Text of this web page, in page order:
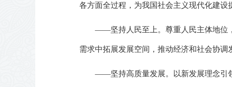
各方面全过程，为我国社会主义现代化建设
——坚持人民至上。尊重人民主体地位
需求中拓展发展空间，推动经济和社会协调
——坚持高质量发展。以新发展理念引